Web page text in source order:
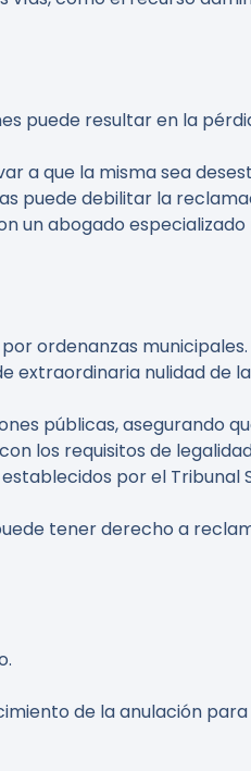
puede resultar en la
a que la misma sea
puede debilitar la
un abogado
ordenanzas
extraordinaria nulidad de
públicas, asegurando
los requisitos de
por el Tribunal
tener derecho a
de la anulación